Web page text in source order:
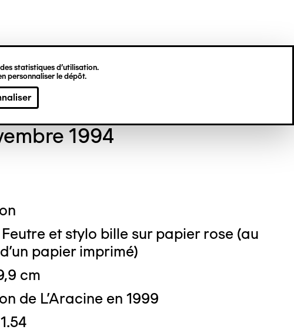
statistiques d’utilisation.
personnaliser le dépôt.
GORDON
1994
Feutre et stylo bille sur papier rose (au
papier imprimé)
cm
de L'Aracine en 1999